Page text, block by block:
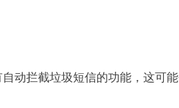
动拦截垃圾短信的功能，这可